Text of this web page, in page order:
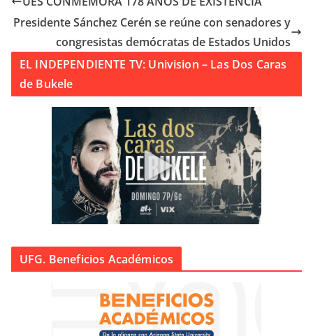
Presidente Sánchez Cerén se reúne con senadores y
congresistas demócratas de Estados Unidos
EL INDEPENDIENTE TV: Univision – Las Dos Caras
de Bukele
UFG. Beneficios Académicos